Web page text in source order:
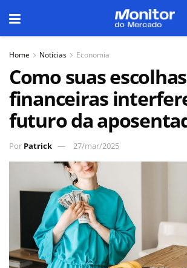
Home Notícias Economia
Como suas escolhas
financeiras
futuro da
Por Patrick 27/mar/2025